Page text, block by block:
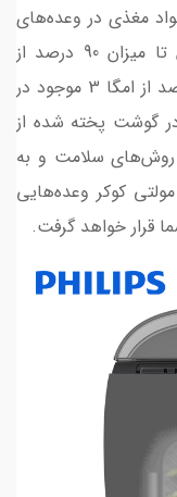
مغذی در وعده‌های
خود لذت ببرید. به گفته شرکت فیلیپس تا میزان 90 درصد از
ویتامین سی موجود در سبزیجات، 93 درصد از امگا 3 موجود در
موجود در گوشت پخته شده از
سلامت و به
کوکر وعده‌هایی
قرار خواهد گرفت.